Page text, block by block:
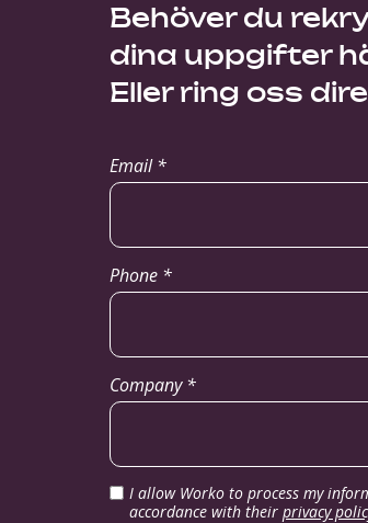
Behöver du
dina uppgifter
Eller ring oss
Email *
Phone *
Company *
I allow Worko to process my
accordance with their privacy